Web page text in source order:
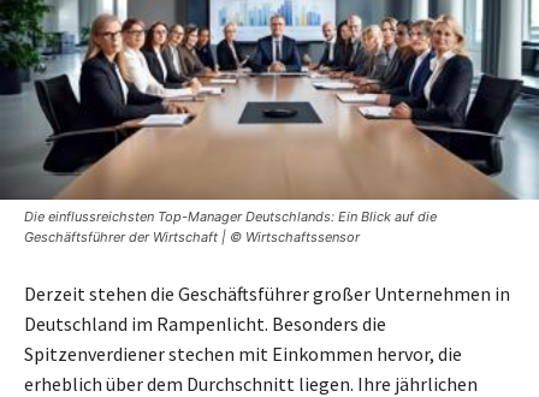
Die einflussreichsten Top-Manager Deutschlands: Ein Blick auf die
Geschäftsführer der Wirtschaft | © Wirtschaftssensor
Derzeit stehen die Geschäftsführer großer Unternehmen in
Deutschland im Rampenlicht. Besonders die
Spitzenverdiener stechen mit Einkommen hervor, die
erheblich über dem Durchschnitt liegen. Ihre jährlichen